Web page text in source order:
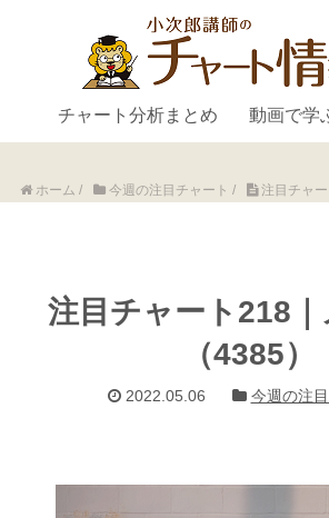
チャート分析まとめ 動画で学
ホーム / 今週の注目チャート / 注目チャー
注目チャート218｜
（4385）
2022.05.06 今週の注